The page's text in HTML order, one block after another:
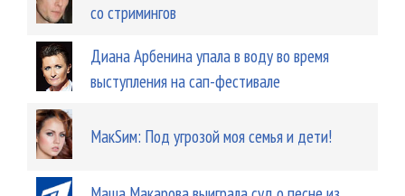
со стримингов
Диана Арбенина упала в воду во время
выступления на сап-фестивале
МакSим: Под угрозой моя семья и дети!